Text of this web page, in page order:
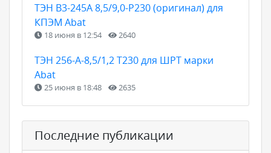
ТЭН B3-245A 8,5/9,0-P230 (оригинал) для
КПЭМ Abat
18 июня в 12:54 2640
ТЭН 256-А-8,5/1,2 Т230 для ШРТ марки
Abat
25 июня в 18:48 2635
Последние публикации